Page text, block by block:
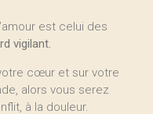
est celui des
vigilant.
cœur et sur votre
alors vous serez
à la douleur.